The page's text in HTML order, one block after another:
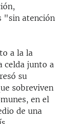
"sin atención
a la la
celda junto a
su
sobreviven
en el
de una